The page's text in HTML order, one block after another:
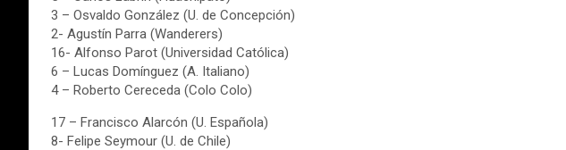
3 – Osvaldo González (U. de Concepción)
2- Agustín Parra (Wanderers)
16- Alfonso Parot (Universidad Católica)
6 – Lucas Domínguez (A. Italiano)
4 – Roberto Cereceda (Colo Colo)
17 – Francisco Alarcón (U. Española)
8- Felipe Seymour (U. de Chile)